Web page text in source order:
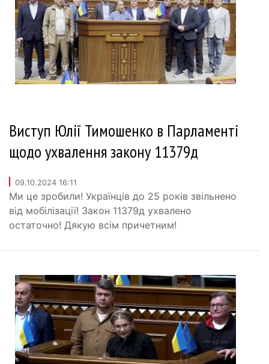
Виступ Юлії Тимошенко в Парламенті
щодо ухвалення закону 11379д
09.10.2024 16:11
Ми це зробили! Українців до 25 років звільнено
від мобілізації! Закон 11379д ухвалено
остаточно! Дякую всім причетним!